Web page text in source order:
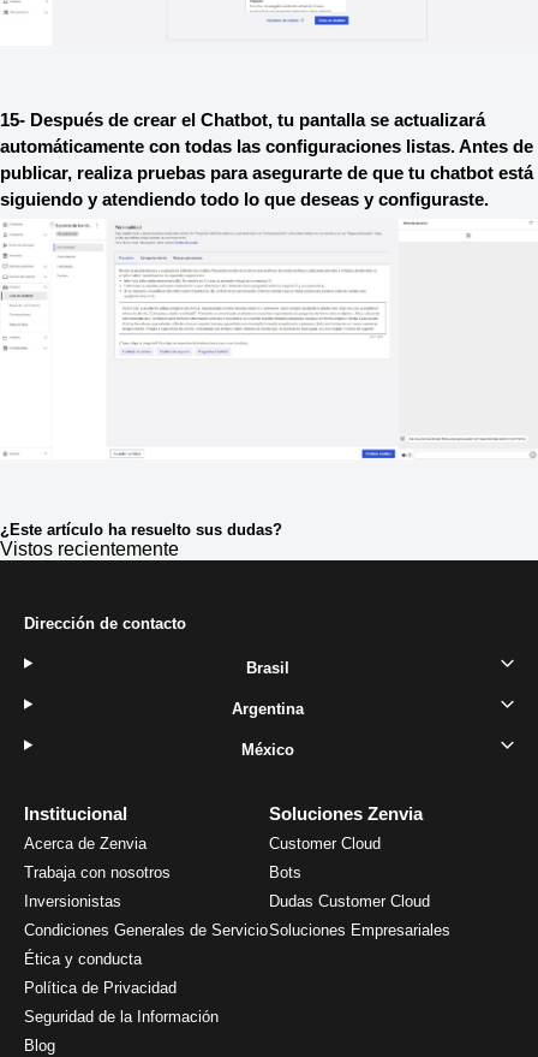
15- Después de crear el Chatbot, tu pantalla se actualizará
automáticamente con todas las configuraciones listas. Antes de
publicar, realiza pruebas para asegurarte de que tu chatbot está
siguiendo y atendiendo todo lo que deseas y configuraste.
¿Este artículo ha resuelto sus dudas?
Vistos recientemente
Institucional
Acerca de Zenvia
Trabaja con nosotros
Inversionistas
Condiciones Generales de Servicio
Ética y conducta
Política de Privacidad
Seguridad de la Información
Blog
Soluciones Zenvia
Customer Cloud
Bots
Dudas Customer Cloud
Soluciones Empresariales
Dirección de contacto
Brasil
Argentina
México